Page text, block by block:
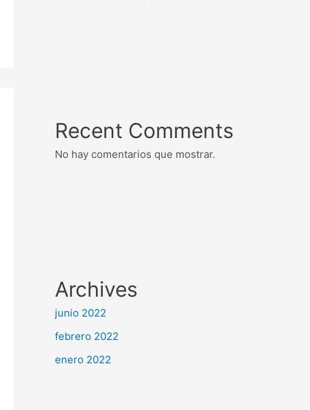
Recent Comments
No hay comentarios que mostrar.
Archives
junio 2022
febrero 2022
enero 2022